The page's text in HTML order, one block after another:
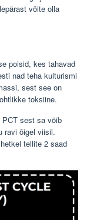
võite olla
poisid, kes tahavad
nad teha kulturismi
sest see on
toksiine.
PCT sest sa võib
ravi õigel viisil.
tellite 2 saad